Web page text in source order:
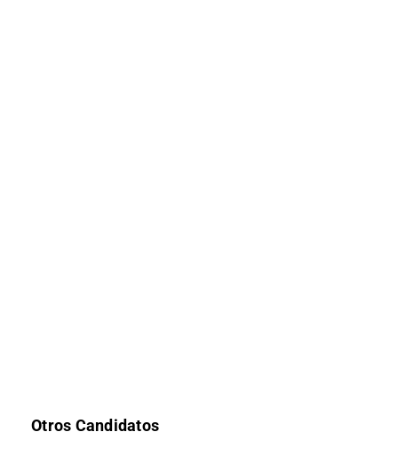
Otros Candidatos